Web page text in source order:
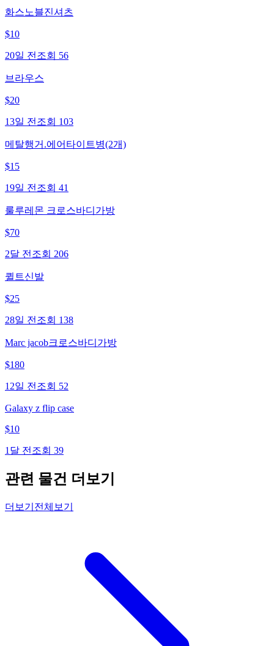
화스노블진셔츠
$10
20일 전 조회 56
브라우스
$20
13일 전 조회 103
메탈행거.에어타이트병(2개)
$15
19일 전 조회 41
룰루레몬 크로스바디가방
$70
2달 전 조회 206
퀼트신발
$25
28일 전 조회 138
Marc jacob크로스바디가방
$180
12일 전 조회 52
Galaxy z flip case
$10
1달 전 조회 39
관련 물건 더보기
더보기 전체보기